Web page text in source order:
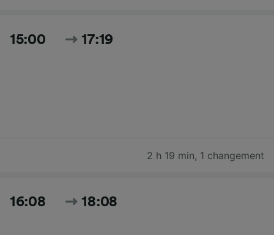
15:00 17:19
2 h 19 min, 1 changement
16:08 18:08